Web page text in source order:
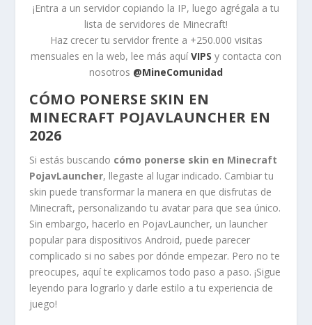
¡Entra a un servidor copiando la IP, luego agrégala a tu
lista de servidores de Minecraft!
Haz crecer tu servidor frente a +250.000 visitas
mensuales en la web, lee más aquí VIPS y contacta con
nosotros @MineComunidad
CÓMO PONERSE SKIN EN
MINECRAFT POJAVLAUNCHER EN
2026
Si estás buscando cómo ponerse skin en Minecraft
PojavLauncher, llegaste al lugar indicado. Cambiar tu
skin puede transformar la manera en que disfrutas de
Minecraft, personalizando tu avatar para que sea único.
Sin embargo, hacerlo en PojavLauncher, un launcher
popular para dispositivos Android, puede parecer
complicado si no sabes por dónde empezar. Pero no te
preocupes, aquí te explicamos todo paso a paso. ¡Sigue
leyendo para lograrlo y darle estilo a tu experiencia de
juego!